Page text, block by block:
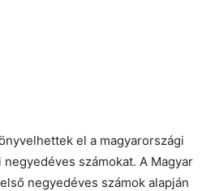
el a magyarországi
számokat. A Magyar
negyedéves számok alapján